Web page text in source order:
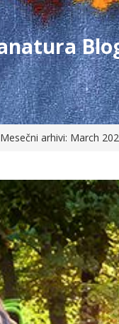
Mesečni arhivi: March